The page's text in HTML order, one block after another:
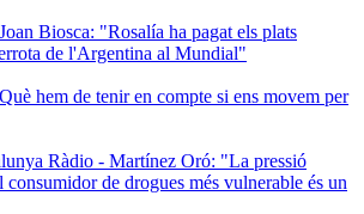
Biosca: "Rosalía ha pagat els plats
de l'Argentina al Mundial"
hem de tenir en compte si ens movem per
Ràdio - Martínez Oró: "La pressió
de drogues més vulnerable és un